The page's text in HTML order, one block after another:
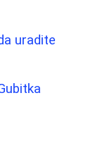
uradite